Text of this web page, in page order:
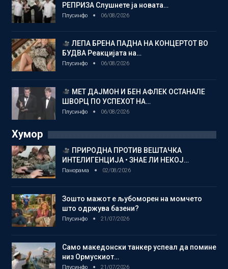
РЕПРИЗА Слушнете ја новата…
Плусинфо 06/08/2026
ЛЕПА БРЕНА ПАДНА НА КОНЦЕРТОТ ВО
БУДВА Реакцијата на…
Плусинфо 06/08/2026
МЕТ ДАЈМОН И БЕН АФЛЕК ОСТАНАЛЕ
ШВОРЦ ПО УСПЕХОТ НА…
Плусинфо 06/08/2026
Хумор
ПРИРОДНА ПРОТИВ ВЕШТАЧКА
ИНТЕЛИГЕНЦИЈА • ЗНАЕ ЛИ НЕКОЈ…
Панорама 02/08/2026
Зошто мажот е љубоморен на момчето
што одржува базени?
Плусинфо 21/07/2026
Само македонски танкер успеал да помине
низ Ормускиот…
Плусинфо 21/07/2026